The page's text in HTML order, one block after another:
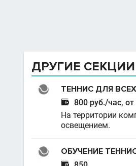
ДРУГИЕ
ТЕННИС ДЛЯ

800 руб./час,
На территории
освещением.
ОБУЧЕНИЕ
